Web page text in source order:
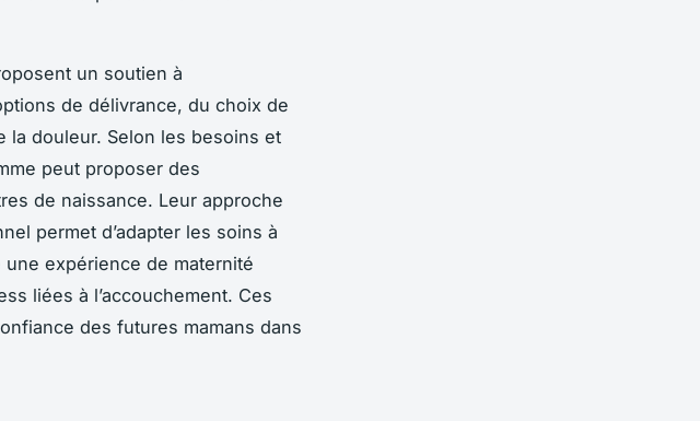
un soutien à
de délivrance, du choix de
la douleur. Selon les besoins et
peut proposer des
de naissance. Leur approche
permet d’adapter les soins à
expérience de maternité
liées à l’accouchement. Ces
des futures mamans dans